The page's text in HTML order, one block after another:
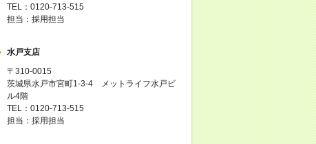
TEL：0120-713-515
担当：採用担当
水戸支店
〒310-0015
茨城県水戸市宮町1-3-4 メットライフ水戸ビ
ル4階
TEL：0120-713-515
担当：採用担当